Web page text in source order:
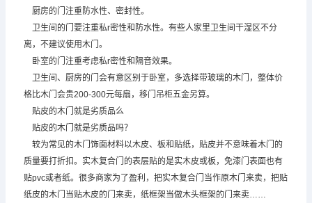
厨房的门注重防水性、密封性。
卫生间的门要注重私r密性和防水性。有些人家里卫生间干湿区不分
离，不建议使用木门。
卧室的门注重考虑私r密性和隔音效果。
卫生间、厨房的门会有意区别于卧室，多选择带玻璃的木门，整体价
格比木门会贵200-300元每扇，移门吊柜五金另算。
贴皮的木门就是劣质品么
贴皮的木门就是劣质品吗？
较为常见的木门饰面材料以木皮、板和贴纸，贴皮并不意味着木门的
质量要打折扣。实木复合门的表层贴的是实木皮或板，免漆门表面也有
贴pvc或者纸。很多商家为了盈利，把实木复合门当作原木门来卖，把贴
纸皮的木门当贴木皮的门来卖，纸框架当做木头框架的门来卖……